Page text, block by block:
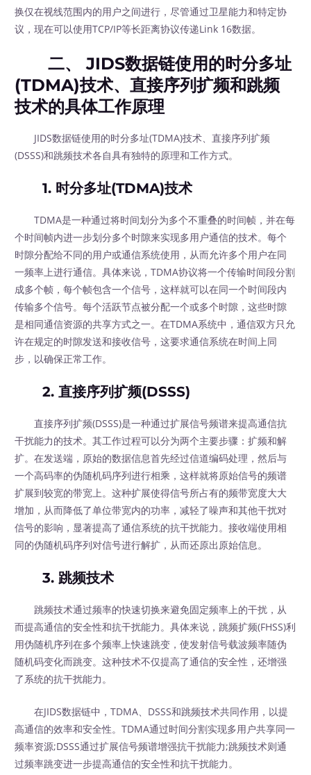
换仅在视线范围内的用户之间进行，尽管通过卫星能力和特定协
议，现在可以使用TCP/IP等长距离协议传递Link 16数据。
二、 JIDS数据链使用的时分多址
(TDMA)技术、直接序列扩频和跳频
技术的具体工作原理
JIDS数据链使用的时分多址(TDMA)技术、直接序列扩频
(DSSS)和跳频技术各自具有独特的原理和工作方式。
1. 时分多址(TDMA)技术
TDMA是一种通过将时间划分为多个不重叠的时间帧，并在每
个时间帧内进一步划分多个时隙来实现多用户通信的技术。每个
时隙分配给不同的用户或通信系统使用，从而允许多个用户在同
一频率上进行通信。具体来说，TDMA协议将一个传输时间段分割
成多个帧，每个帧包含一个信号，这样就可以在同一个时间段内
传输多个信号。每个活跃节点被分配一个或多个时隙，这些时隙
是相同通信资源的共享方式之一。在TDMA系统中，通信双方只允
许在规定的时隙发送和接收信号，这要求通信系统在时间上同
步，以确保正常工作。
2. 直接序列扩频(DSSS)
直接序列扩频(DSSS)是一种通过扩展信号频谱来提高通信抗
干扰能力的技术。其工作过程可以分为两个主要步骤：扩频和解
扩。在发送端，原始的数据信息首先经过信道编码处理，然后与
一个高码率的伪随机码序列进行相乘，这样就将原始信号的频谱
扩展到较宽的带宽上。这种扩展使得信号所占有的频带宽度大大
增加，从而降低了单位带宽内的功率，减轻了噪声和其他干扰对
信号的影响，显著提高了通信系统的抗干扰能力。接收端使用相
同的伪随机码序列对信号进行解扩，从而还原出原始信息。
3. 跳频技术
跳频技术通过频率的快速切换来避免固定频率上的干扰，从
而提高通信的安全性和抗干扰能力。具体来说，跳频扩频(FHSS)利
用伪随机序列在多个频率上快速跳变，使发射信号载波频率随伪
随机码变化而跳变。这种技术不仅提高了通信的安全性，还增强
了系统的抗干扰能力。
在JIDS数据链中，TDMA、DSSS和跳频技术共同作用，以提
高通信的效率和安全性。TDMA通过时间分割实现多用户共享同一
频率资源;DSSS通过扩展信号频谱增强抗干扰能力;跳频技术则通
过频率跳变进一步提高通信的安全性和抗干扰能力。